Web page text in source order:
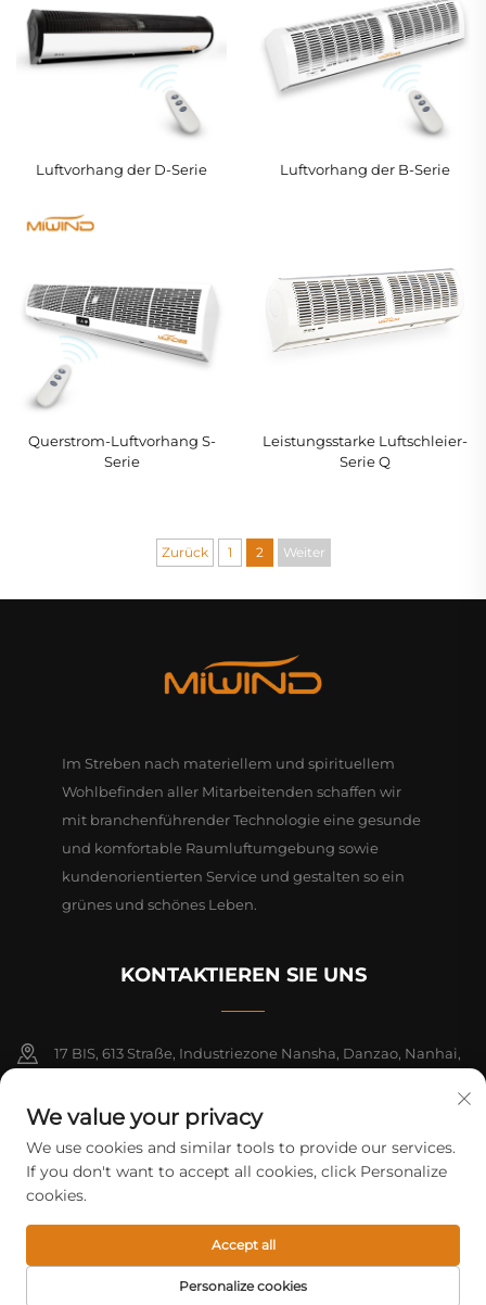
Luftvorhang der D-Serie Luftvorhang der B-Serie
Querstrom-Luftvorhang S-
Serie
Leistungsstarke Luftschleier-
Serie Q
Zurück 1 2 Weiter
Im Streben nach materiellem und spirituellem
Wohlbefinden aller Mitarbeitenden schaffen wir
mit branchenführender Technologie eine gesunde
und komfortable Raumluftumgebung sowie
kundenorientierten Service und gestalten so ein
grünes und schönes Leben.
KONTAKTIEREN SIE UNS
17 BIS, 613 Straße, Industriezone Nansha, Danzao, Nanhai,
+86-18312070412
[email protected]
Urheberrechte © 2026 Foshan Mifeng Elektrogeräte Co. Alle Rechte
vorbehalten. Datenschutzrichtlinie
We value your privacy
We use cookies and similar tools to provide our services.
If you don't want to accept all cookies, click Personalize
cookies.
Personalize cookies
Accept all